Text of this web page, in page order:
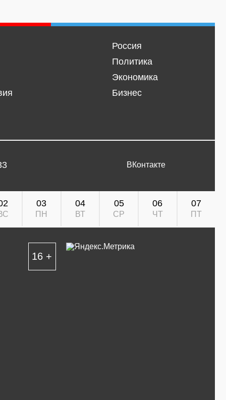
Россия
Политика
Экономика
Бизнес
ВКонтакте
03
ПН
04
ВТ
05
СР
06
ЧТ
07
ПТ
16 +